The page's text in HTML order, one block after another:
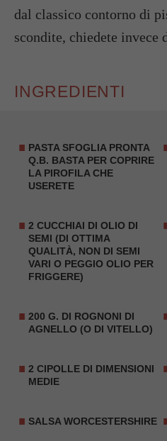
dal classico contorno di
scondite, chiedete invece
INGREDIENTI
PASTA SFOGLIA PRONTA
Q.B. BASTA PER COPRIRE
LA PIROFILA CHE
USERETE
2 CUCCHIAI DI OLIO DI
SEMI (DI OTTIMA
QUALITÀ, NON DI SEMI
VARI O PEGGIO OLIO PER
FRIGGERE)
200 G. DI ROGNONI DI
AGNELLO (O DI VITELLO)
2 CIPOLLE DI DIMENSIONI
MEDIE
SALSA WORCESTERSHIRE